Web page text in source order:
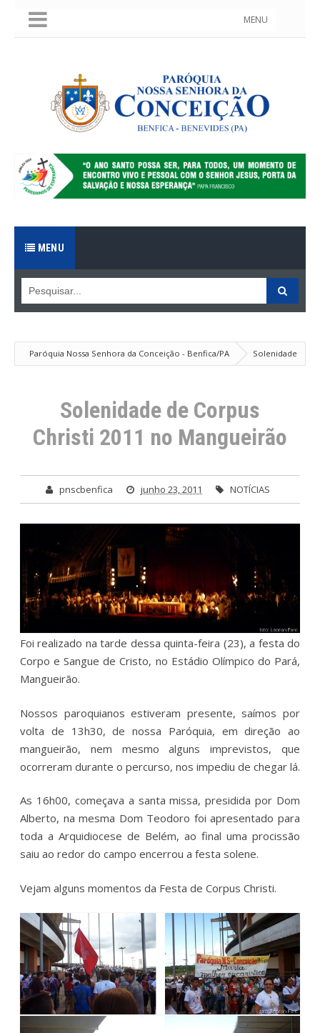
MENU
MENU
Paróquia Nossa Senhora da Conceição - Benfica/PA
Solenidade
de Corpus Christi 2011 no Mangueirão
Solenidade de Corpus
Christi 2011 no Mangueirão
pnscbenfica junho 23, 2011 NOTÍCIAS
Foi realizado na tarde dessa quinta-feira (23), a festa do
Corpo e Sangue de Cristo, no Estádio Olímpico do Pará,
Mangueirão.
Nossos paroquianos estiveram presente, saímos por
volta de 13h30, de nossa Paróquia, em direção ao
mangueirão, nem mesmo alguns imprevistos, que
ocorreram durante o percurso, nos impediu de chegar lá.
As 16h00, começava a santa missa, presidida por Dom
Alberto, na mesma Dom Teodoro foi apresentado para
toda a Arquidiocese de Belém, ao final uma procissão
saiu ao redor do campo encerrou a festa solene.
Vejam alguns momentos da Festa de Corpus Christi.